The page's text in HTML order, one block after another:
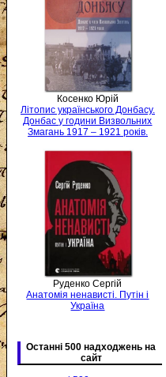
Косенко Юрій
Літопис українського Донбасу.
Донбас у години Визвольних
Змагань 1917 – 1921 років.
Руденко Сергій
Анатомія ненависті. Путін і
Україна
Останні 500 надходжень на
сайт